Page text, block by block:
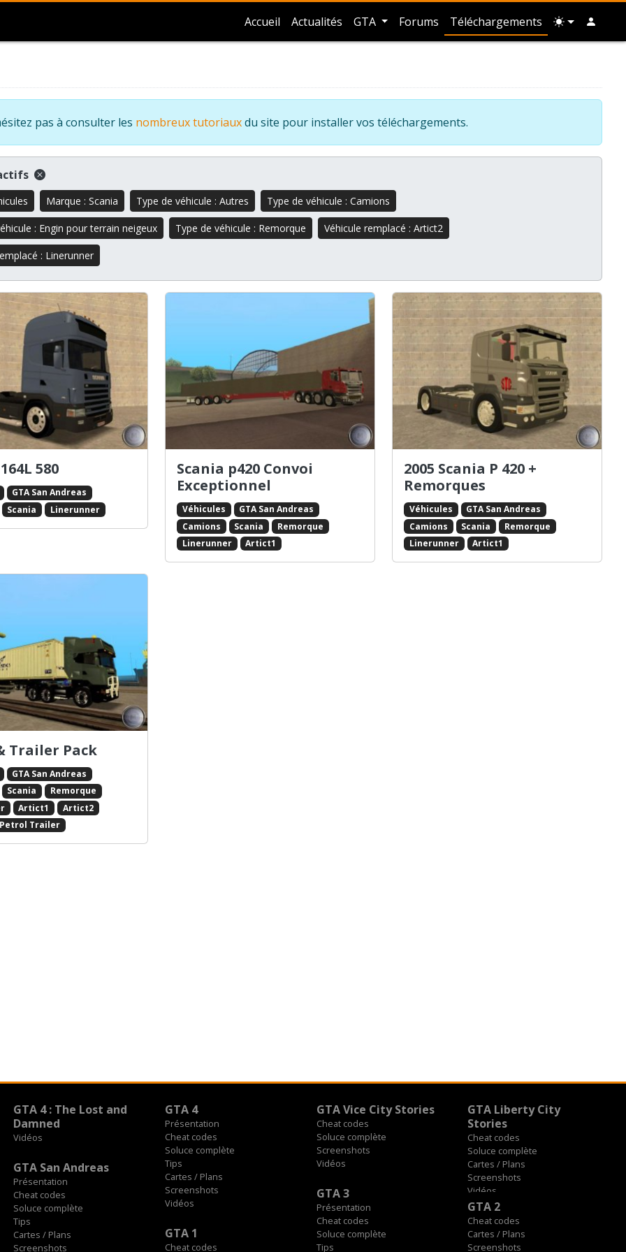
Accueil Actualités GTA Forums Téléchargements
pas à consulter les nombreux tutoriauxdu site pour installer vos téléchargements.
Marque : Scania Type de véhicule : Autres Type de véhicule : Camions
: Engin pour terrain neigeux Type de véhicule : Remorque Véhicule remplacé : Artict2
: Linerunner
580
GTA San Andreas
Scania Linerunner
Scania p420 Convoi
Exceptionnel
Véhicules
GTA San Andreas
Camions
Scania
Remorque
Linerunner
Artict1
2005 Scania P 420 +
Remorques
Véhicules
GTA San Andreas
Camions
Scania
Remorque
Linerunner
Artict1
Trailer Pack
GTA San Andreas
Scania
Remorque
Artict1
Artict2
Petrol Trailer
GTA 4 : The Lost and
Damned
Vidéos
GTA 4
Présentation
Cheat codes
Soluce complète
Tips
Cartes / Plans
Screenshots
Vidéos
GTA Vice City Stories
Cheat codes
Soluce complète
Screenshots
Vidéos
GTA Liberty City
Stories
Cheat codes
Soluce complète
Cartes / Plans
Screenshots
Vidéos
GTA San Andreas
Présentation
Cheat codes
Soluce complète
Tips
Cartes / Plans
Screenshots
GTA 3
Présentation
Cheat codes
Soluce complète
Tips
GTA 2
Cheat codes
Cartes / Plans
Screenshots
GTA 1
Cheat codes